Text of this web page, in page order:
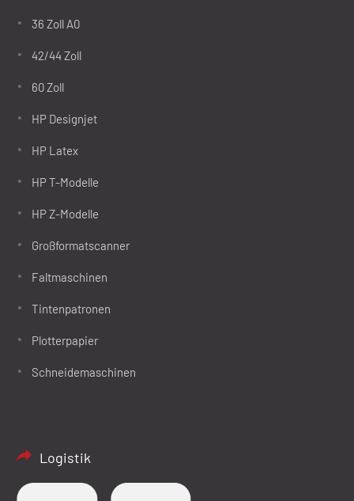
36 Zoll A0
42/44 Zoll
60 Zoll
HP Designjet
HP Latex
HP T-Modelle
HP Z-Modelle
Großformatscanner
Faltmaschinen
Tintenpatronen
Plotterpapier
Schneidemaschinen
Logistik